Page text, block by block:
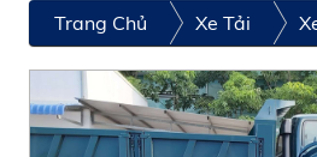
Trang Chủ Xe Tải